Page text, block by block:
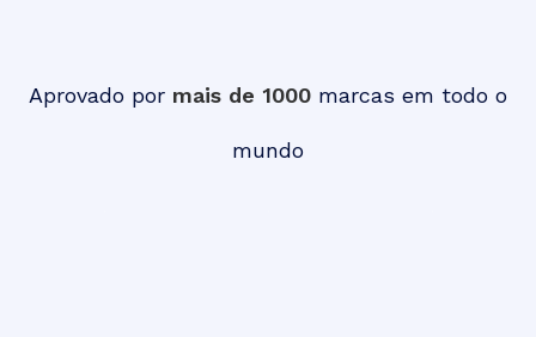
Aprovado por mais de 1000 marcas em todo o
mundo